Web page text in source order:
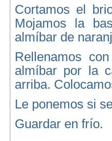
Cortamos el
Mojamos la
almíbar de
Rellenamos
almíbar por la
arriba.
Le ponemos si
Guardar en frío.